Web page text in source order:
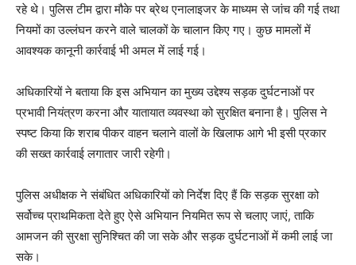
रहे थे। पुलिस टीम द्वारा मौके पर ब्रेथ एनालाइजर के माध्यम से जांच की गई तथा
नियमों का उल्लंघन करने वाले चालकों के चालान किए गए। कुछ मामलों में
आवश्यक कानूनी कार्रवाई भी अमल में लाई गई।
अधिकारियों ने बताया कि इस अभियान का मुख्य उद्देश्य सड़क दुर्घटनाओं पर
प्रभावी नियंत्रण करना और यातायात व्यवस्था को सुरक्षित बनाना है। पुलिस ने
स्पष्ट किया कि शराब पीकर वाहन चलाने वालों के खिलाफ आगे भी इसी प्रकार
की सख्त कार्रवाई लगातार जारी रहेगी।
पुलिस अधीक्षक ने संबंधित अधिकारियों को निर्देश दिए हैं कि सड़क सुरक्षा को
सर्वोच्च प्राथमिकता देते हुए ऐसे अभियान नियमित रूप से चलाए जाएं, ताकि
आमजन की सुरक्षा सुनिश्चित की जा सके और सड़क दुर्घटनाओं में कमी लाई जा
सके।